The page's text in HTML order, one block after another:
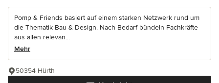
Pomp & Friends basiert auf einem starken Netzwerk rund um
die Thematik Bau & Design. Nach Bedarf bündeln Fachkräfte
aus allen relevan...
Mehr
50354 Hürth